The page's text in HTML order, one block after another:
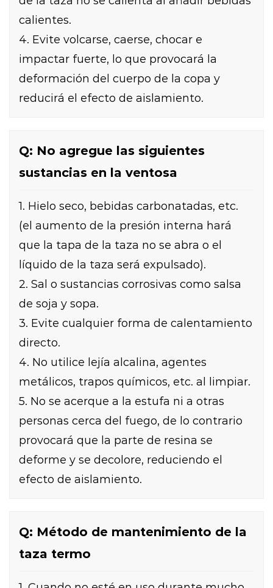
calientes.
4. Evite volcarse, caerse, chocar e
impactar fuerte, lo que provocará la
deformación del cuerpo de la copa y
reducirá el efecto de aislamiento.
Q: No agregue las siguientes
sustancias en la ventosa
1. Hielo seco, bebidas carbonatadas, etc.
(el aumento de la presión interna hará
que la tapa de la taza no se abra o el
líquido de la taza será expulsado).
2. Sal o sustancias corrosivas como salsa
de soja y sopa.
3. Evite cualquier forma de calentamiento
directo.
4. No utilice lejía alcalina, agentes
metálicos, trapos químicos, etc. al limpiar.
5. No se acerque a la estufa ni a otras
personas cerca del fuego, de lo contrario
provocará que la parte de resina se
deforme y se decolore, reduciendo el
efecto de aislamiento.
Q: Método de mantenimiento de la
taza termo